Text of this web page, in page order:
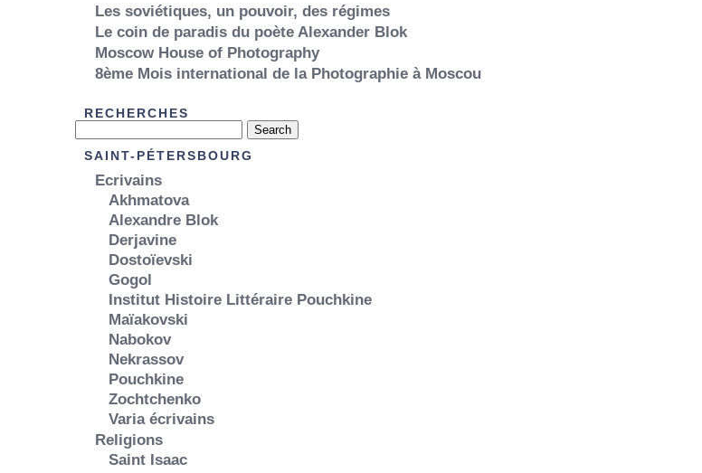
Les soviétiques, un pouvoir, des régimes
Le coin de paradis du poète Alexander Blok
Moscow House of Photography
8ème Mois international de la Photographie à Moscou
RECHERCHES
SAINT-PÉTERSBOURG
Ecrivains
Akhmatova
Alexandre Blok
Derjavine
Dostoïevski
Gogol
Institut Histoire Littéraire Pouchkine
Maïakovski
Nabokov
Nekrassov
Pouchkine
Zochtchenko
Varia écrivains
Religions
Saint Isaac